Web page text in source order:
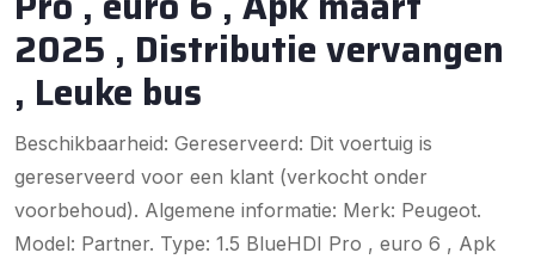
2025 , Distributie vervangen
, Leuke bus
Beschikbaarheid: Gereserveerd: Dit voertuig is
gereserveerd voor een klant (verkocht onder
voorbehoud). Algemene informatie: Merk: Peugeot.
Model: Partner. Type: 1.5 BlueHDI Pro , euro 6 , Apk